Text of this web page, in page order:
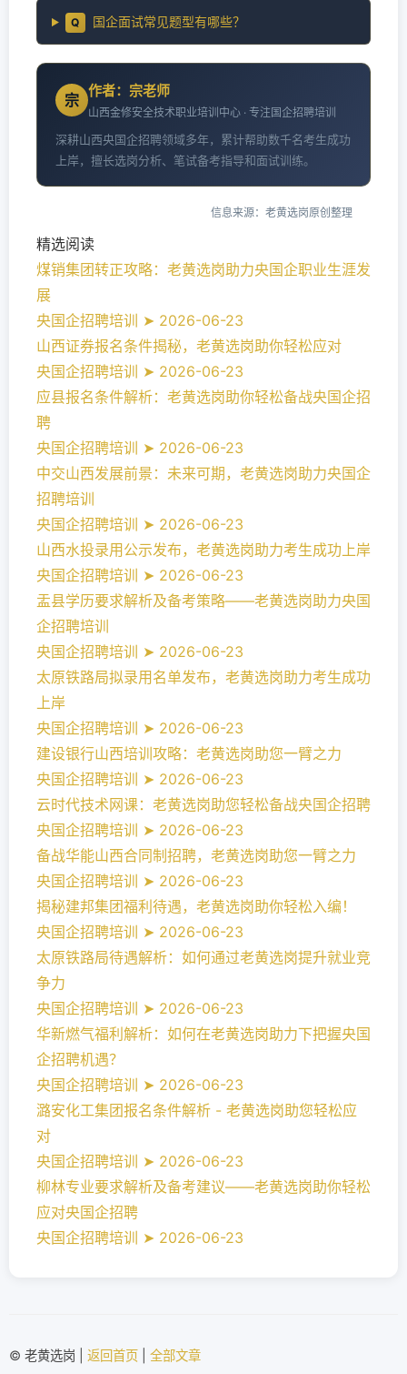
Q 国企面试常见题型有哪些？
宗
作者：宗老师
山西金修安全技术职业培训中心 · 专注国企招聘培训
深耕山西央国企招聘领域多年，累计帮助数千名考生成功
上岸，擅长选岗分析、笔试备考指导和面试训练。
信息来源：老黄选岗原创整理
精选阅读
煤销集团转正攻略：老黄选岗助力央国企职业生涯发
展
央国企招聘培训 ➤ 2026-06-23
山西证券报名条件揭秘，老黄选岗助你轻松应对
央国企招聘培训 ➤ 2026-06-23
应县报名条件解析：老黄选岗助你轻松备战央国企招
聘
央国企招聘培训 ➤ 2026-06-23
中交山西发展前景：未来可期，老黄选岗助力央国企
招聘培训
央国企招聘培训 ➤ 2026-06-23
山西水投录用公示发布，老黄选岗助力考生成功上岸
央国企招聘培训 ➤ 2026-06-23
盂县学历要求解析及备考策略——老黄选岗助力央国
企招聘培训
央国企招聘培训 ➤ 2026-06-23
太原铁路局拟录用名单发布，老黄选岗助力考生成功
上岸
央国企招聘培训 ➤ 2026-06-23
建设银行山西培训攻略：老黄选岗助您一臂之力
央国企招聘培训 ➤ 2026-06-23
云时代技术网课：老黄选岗助您轻松备战央国企招聘
央国企招聘培训 ➤ 2026-06-23
备战华能山西合同制招聘，老黄选岗助您一臂之力
央国企招聘培训 ➤ 2026-06-23
揭秘建邦集团福利待遇，老黄选岗助你轻松入编！
央国企招聘培训 ➤ 2026-06-23
太原铁路局待遇解析：如何通过老黄选岗提升就业竞
争力
央国企招聘培训 ➤ 2026-06-23
华新燃气福利解析：如何在老黄选岗助力下把握央国
企招聘机遇？
央国企招聘培训 ➤ 2026-06-23
潞安化工集团报名条件解析 - 老黄选岗助您轻松应
对
央国企招聘培训 ➤ 2026-06-23
柳林专业要求解析及备考建议——老黄选岗助你轻松
应对央国企招聘
央国企招聘培训 ➤ 2026-06-23
© 老黄选岗 | 返回首页 全部文章